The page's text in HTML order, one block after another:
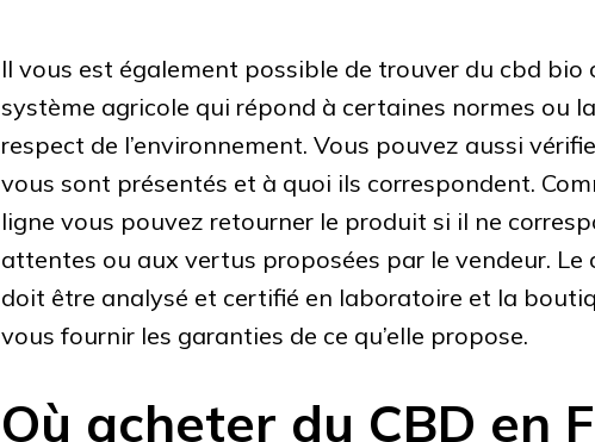
Il vous est également possible de trouver du cbd bio
système agricole qui répond à certaines normes ou
respect de l’environnement. Vous pouvez aussi
vous sont présentés et à quoi ils correspondent.
ligne vous pouvez retourner le produit si il ne
attentes ou aux vertus proposées par le vendeur. Le
doit être analysé et certifié en laboratoire et la
vous fournir les garanties de ce qu’elle propose.
Où acheter du CBD en